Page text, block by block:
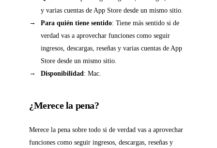
y varias cuentas de App Store desde un mismo sitio.
Para quién tiene sentido: Tiene más sentido si de
verdad vas a aprovechar funciones como seguir
ingresos, descargas, reseñas y varias cuentas de App
Store desde un mismo sitio.
Disponibilidad: Mac.
¿Merece la pena?
Merece la pena sobre todo si de verdad vas a aprovechar
funciones como seguir ingresos, descargas, reseñas y